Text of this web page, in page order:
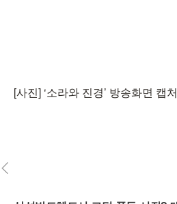
[사진] ‘소라와 진경’ 방송화면 캡처